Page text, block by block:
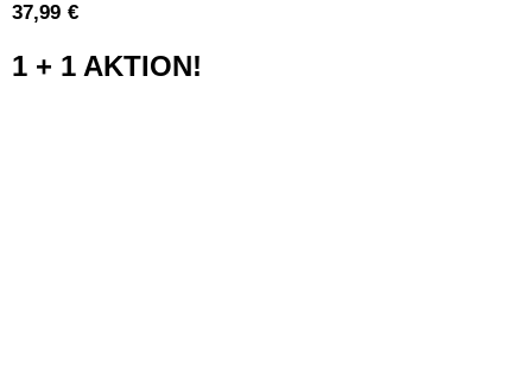
37,99 €
1 + 1 AKTION!